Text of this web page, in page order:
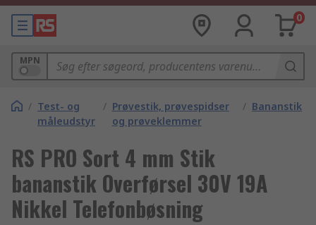
0
MPN
/ Test- og
måleudstyr
/ Prøvestik, prøvespidser
og prøveklemmer
/ Bananstik
RS PRO Sort 4 mm Stik
bananstik Overførsel 30V 19A
Nikkel Telefonbøsning